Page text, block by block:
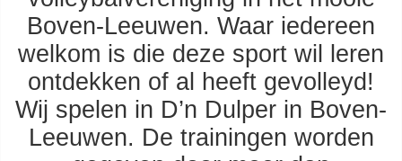
Boven-Leeuwen. Waar iedereen
welkom is die deze sport wil leren
ontdekken of al heeft gevolleyd!
Wij spelen in D’n Dulper in Boven-
Leeuwen. De trainingen worden